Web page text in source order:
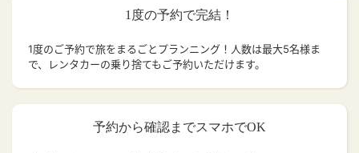
1度の予約で完結！
1度のご予約で旅をまるごとプランニング！人数は最大5名様ま
で、レンタカーの乗り捨てもご予約いただけます。
予約から確認までスマホでOK